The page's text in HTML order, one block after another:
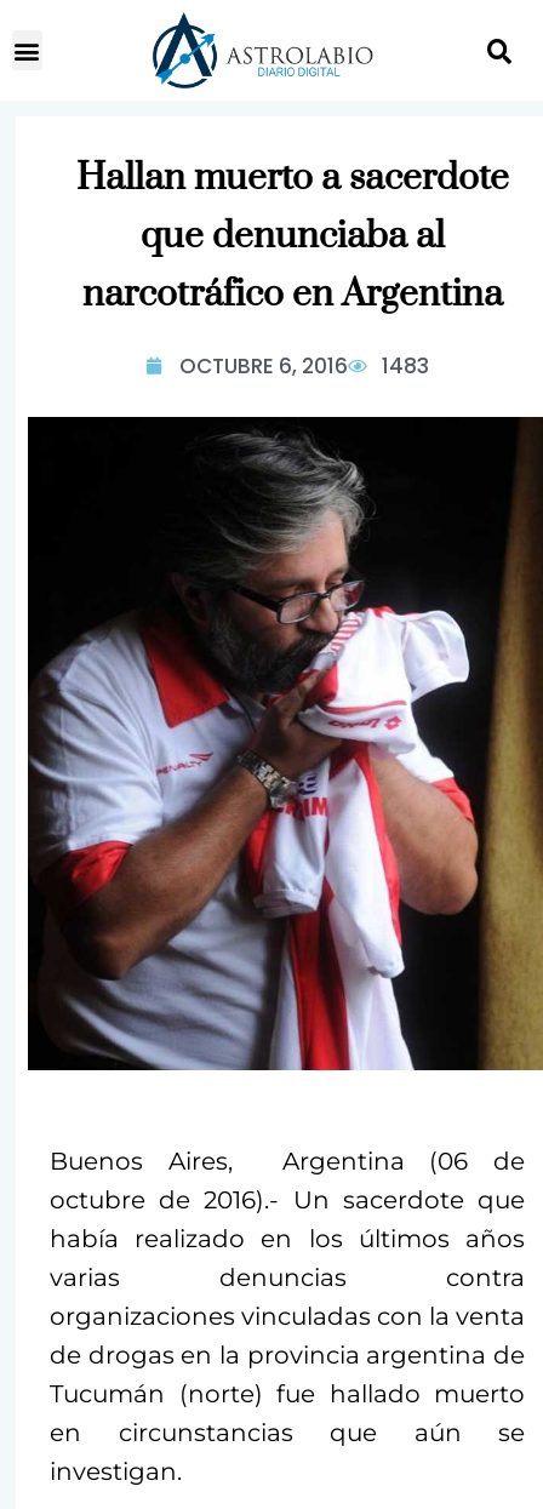
Hallan muerto a sacerdote
que denunciaba al
narcotráfico en Argentina
OCTUBRE 6, 2016 1483
Buenos Aires, Argentina (06 de
octubre de 2016).- Un sacerdote que
había realizado en los últimos años
varias denuncias contra
organizaciones vinculadas con la venta
de drogas en la provincia argentina de
Tucumán (norte) fue hallado muerto
en circunstancias que aún se
investigan.